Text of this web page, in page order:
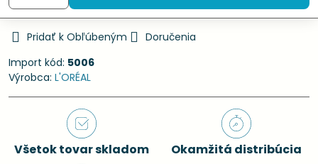
Pridať k Obľúbeným
Doručenia
Import kód: 5006
Výrobca: L'ORÉAL
Všetok tovar skladom Okamžitá distribúcia